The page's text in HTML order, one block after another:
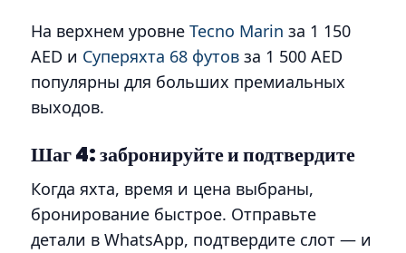
На верхнем уровне Tecno Marin за 1 150
AED и Суперяхта 68 футов за 1 500 AED
популярны для больших премиальных
выходов.
Шаг 4: забронируйте и подтвердите
Когда яхта, время и цена выбраны,
бронирование быстрое. Отправьте
детали в WhatsApp, подтвердите слот — и